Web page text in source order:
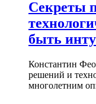
Секреты
быть
Константин
решений и
многолетним